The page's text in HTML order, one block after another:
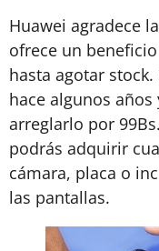
Huawei agradece
ofrece un
hasta agotar
hace algunos
arreglarlo por
podrás adquirir
cámara, placa o
las pantallas.